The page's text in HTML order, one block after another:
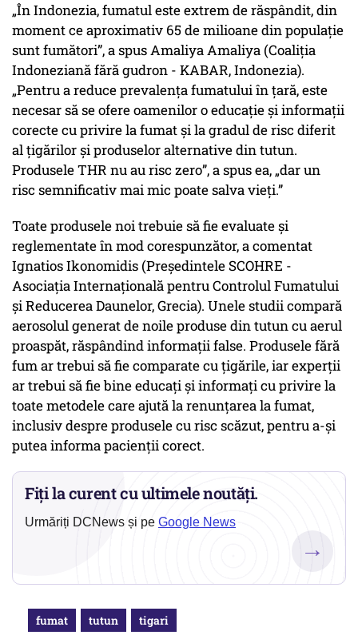
„În Indonezia, fumatul este extrem de răspândit, din
moment ce aproximativ 65 de milioane din populație
sunt fumători”, a spus Amaliya Amaliya (Coaliția
Indoneziană fără gudron - KABAR, Indonezia).
„Pentru a reduce prevalența fumatului în țară, este
necesar să se ofere oamenilor o educație și informații
corecte cu privire la fumat și la gradul de risc diferit
al țigărilor și produselor alternative din tutun.
Produsele THR nu au risc zero”, a spus ea, „dar un
risc semnificativ mai mic poate salva vieți.”
Toate produsele noi trebuie să fie evaluate și
reglementate în mod corespunzător, a comentat
Ignatios Ikonomidis (Președintele SCOHRE -
Asociația Internațională pentru Controlul Fumatului
și Reducerea Daunelor, Grecia). Unele studii compară
aerosolul generat de noile produse din tutun cu aerul
proaspăt, răspândind informații false. Produsele fără
fum ar trebui să fie comparate cu țigările, iar experții
ar trebui să fie bine educați și informați cu privire la
toate metodele care ajută la renunțarea la fumat,
inclusiv despre produsele cu risc scăzut, pentru a-și
putea informa pacienții corect.
Fiți la curent cu ultimele noutăți.
Urmăriți DCNews și pe Google News
→
fumat tutun tigari